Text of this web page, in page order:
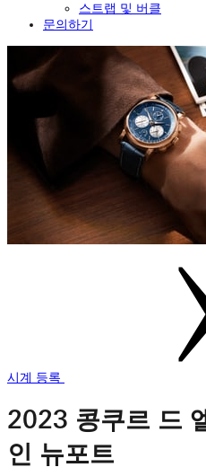
스트랩 및 버클
문의하기
시계 등록
2023 콩쿠르 드
인 뉴포트